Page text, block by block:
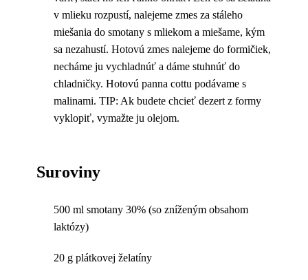
v mlieku rozpustí, nalejeme zmes za stáleho
miešania do smotany s mliekom a miešame, kým
sa nezahustí. Hotovú zmes nalejeme do formičiek,
necháme ju vychladnúť a dáme stuhnúť do
chladničky. Hotovú panna cottu podávame s
malinami. TIP: Ak budete chcieť dezert z formy
vyklopiť, vymažte ju olejom.
Suroviny
500 ml smotany 30% (so zníženým obsahom
laktózy)
20 g plátkovej želatíny